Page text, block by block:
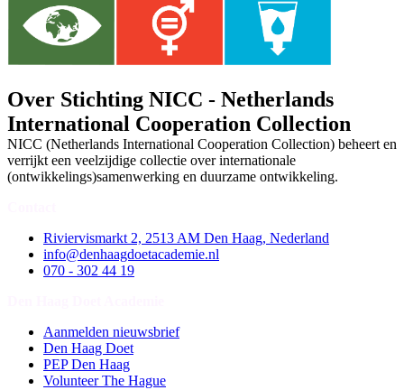
Over Stichting NICC - Netherlands
International Cooperation Collection
NICC (Netherlands International Cooperation Collection) beheert en
verrijkt een veelzijdige collectie over internationale
(ontwikkelings)samenwerking en duurzame ontwikkeling.
Riviervismarkt 2, 2513 AM Den Haag, Nederland
info@denhaagdoetacademie.nl
070 - 302 44 19
Aanmelden nieuwsbrief
Den Haag Doet
PEP Den Haag
Volunteer The Hague